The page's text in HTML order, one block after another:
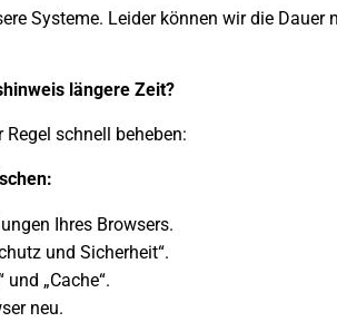
Systeme. Leider können wir die
längere Zeit?
schnell beheben:
Ihres Browsers.
und Sicherheit“.
und „Cache“.
neu.